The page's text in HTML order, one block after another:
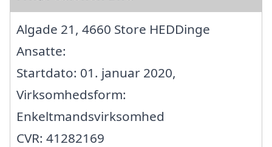
Algade 21, 4660 Store HEDDinge
Ansatte:
Startdato: 01. januar 2020,
Virksomhedsform:
Enkeltmandsvirksomhed
CVR: 41282169